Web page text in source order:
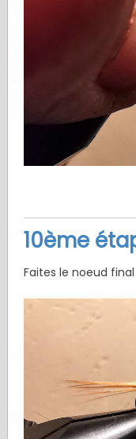
10ème
Faites le noeud